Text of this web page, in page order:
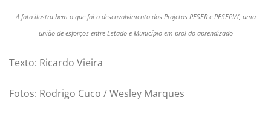
A foto ilustra bem o que foi o desenvolvimento dos Projetos PESER e PESEPIA’, uma
união de esforços entre Estado e Município em prol do aprendizado
Texto: Ricardo Vieira
Fotos: Rodrigo Cuco / Wesley Marques